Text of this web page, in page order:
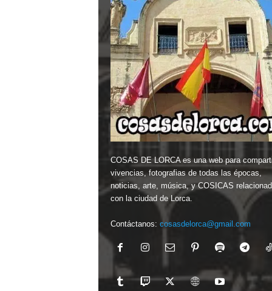
COSAS DE LORCA es una web para
vivencias, fotografias de todas las épocas,
noticias, arte, música, y COSICAS
con la ciudad de Lorca.
Contáctanos: cosasdelorca@gmail.com